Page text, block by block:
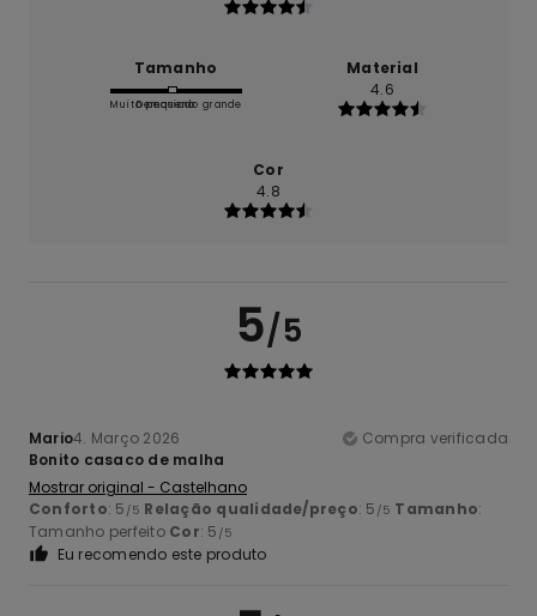
Tamanho
Muito pequeno
Demasiado grande
Material
4.6
Cor
4.8
5/5
Mario4. Março 2026
Compra verificada
Bonito casaco de malha
Mostrar original - Castelhano
Conforto: 5 /5 Relação qualidade/preço: 5 /5 Tamanho:
Tamanho perfeito Cor: 5 /5
Eu recomendo este produto